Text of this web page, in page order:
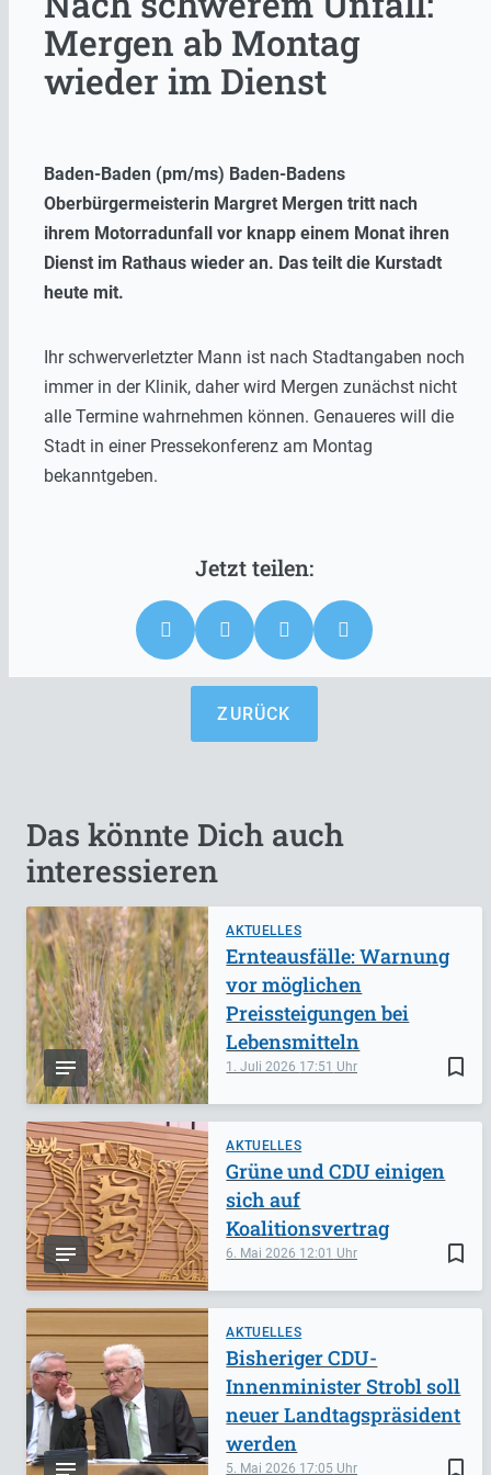
Mergen ab Montag
wieder im Dienst
Baden-Baden (pm/ms) Baden-Badens
Oberbürgermeisterin Margret Mergen tritt nach
ihrem Motorradunfall vor knapp einem Monat ihren
Dienst im Rathaus wieder an. Das teilt die Kurstadt
heute mit.
Ihr schwerverletzter Mann ist nach Stadtangaben noch
immer in der Klinik, daher wird Mergen zunächst nicht
alle Termine wahrnehmen können. Genaueres will die
Stadt in einer Pressekonferenz am Montag
bekanntgeben.
ZURÜCK
Das könnte Dich auch
interessieren
AKTUELLES
bookmark_border
1. Juli 2026 17:51
Ernteausfälle: Warnung
vor möglichen
Preissteigungen bei
Lebensmitteln
AKTUELLES
bookmark_border
6. Mai 2026 12:01
Grüne und CDU einigen
sich auf
Koalitionsvertrag
AKTUELLES
bookmark_border
5. Mai 2026 17:05
Bisheriger CDU-
Innenminister Strobl soll
neuer Landtagspräsident
werden